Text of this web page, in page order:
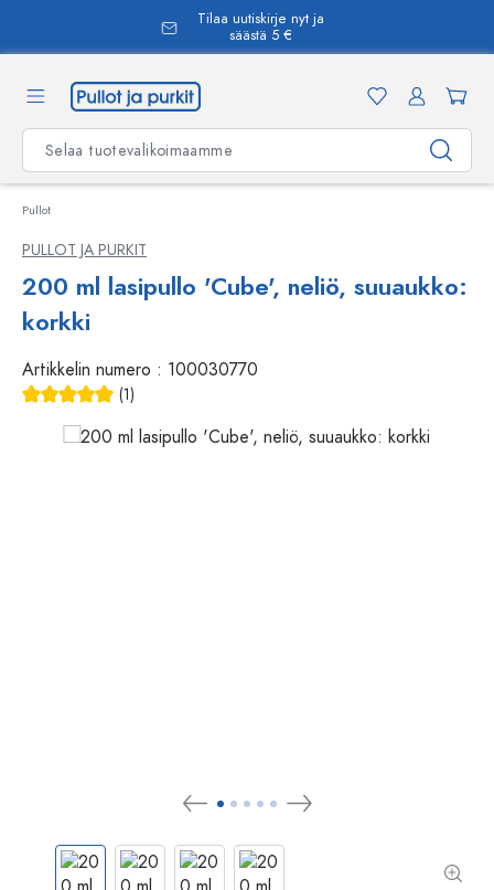
Tilaa uutiskirje nyt ja
säästä 5 €
Pullot
PULLOT JA PURKIT
200 ml lasipullo 'Cube', neliö, suuaukko:
korkki
Artikkelin numero : 100030770
(1)